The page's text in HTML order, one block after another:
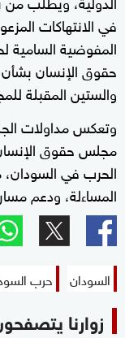
في الانتهاكات
المفوضية
حقوق الإنسان بشأن
والستين المقبلة
وتعكس مداولات
مجلس حقوق
الحرب في السودان،
المساءلة، ودعم
السودان حرب
زوارنا